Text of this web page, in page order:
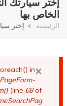
الخاص بها
مسار
الرئيسية إختر
×
رسالة
الخطأ
in
(line 68of